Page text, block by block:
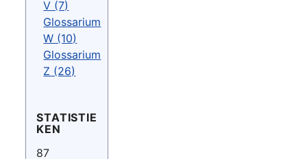
V (7)
Glossarium
W (10)
Glossarium
Z (26)
STATISTIE
KEN
87